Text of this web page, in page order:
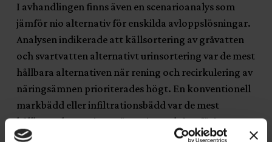
I avhandlingen finns även en scenarioanalys som
jämför nio alternativ för enskilda avloppslösningar.
Analysen indikerade att källsortering av gråvatten
och svartvatten alternativt urinsortering var de mest
hållbara alternativen när rening och recirkulering av
näringsämnen prioriterades högt. En konventionell
markbädd eller infiltrationsbädd var de mest
hållbara alternativen när rening och återföring av
näringsämnen var mindre prioriterade, och i